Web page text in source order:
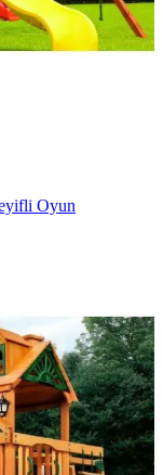
Oyun